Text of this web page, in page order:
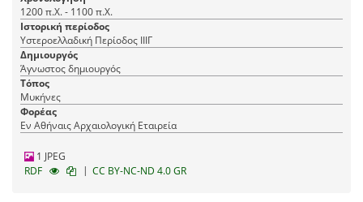
1200 π.Χ. - 1100 π.Χ.
Ιστορική περίοδος
Υστεροελλαδική Περίοδος ΙΙΙΓ
Δημιουργός
Άγνωστος δημιουργός
Τόπος
Μυκήνες
Φορέας
Εν Αθήναις Αρχαιολογική Εταιρεία
1 JPEG
RDF
| CC BY-NC-ND 4.0 GR